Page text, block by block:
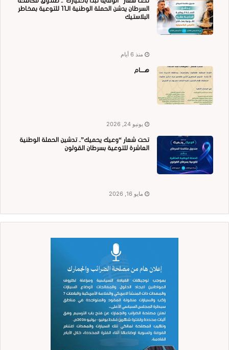
السرطان يدشن الحملة الوطنية الـ11 للتوعية بمخاطر
البلاستيك
منذ 6 أيام
هــــام
يونيو 24, 2026
تحت شعار “وعيك يحميك”.. تدشين الحملة الوطنية
العاشرة للتوعية بسرطان القولون
مايو 16, 2026